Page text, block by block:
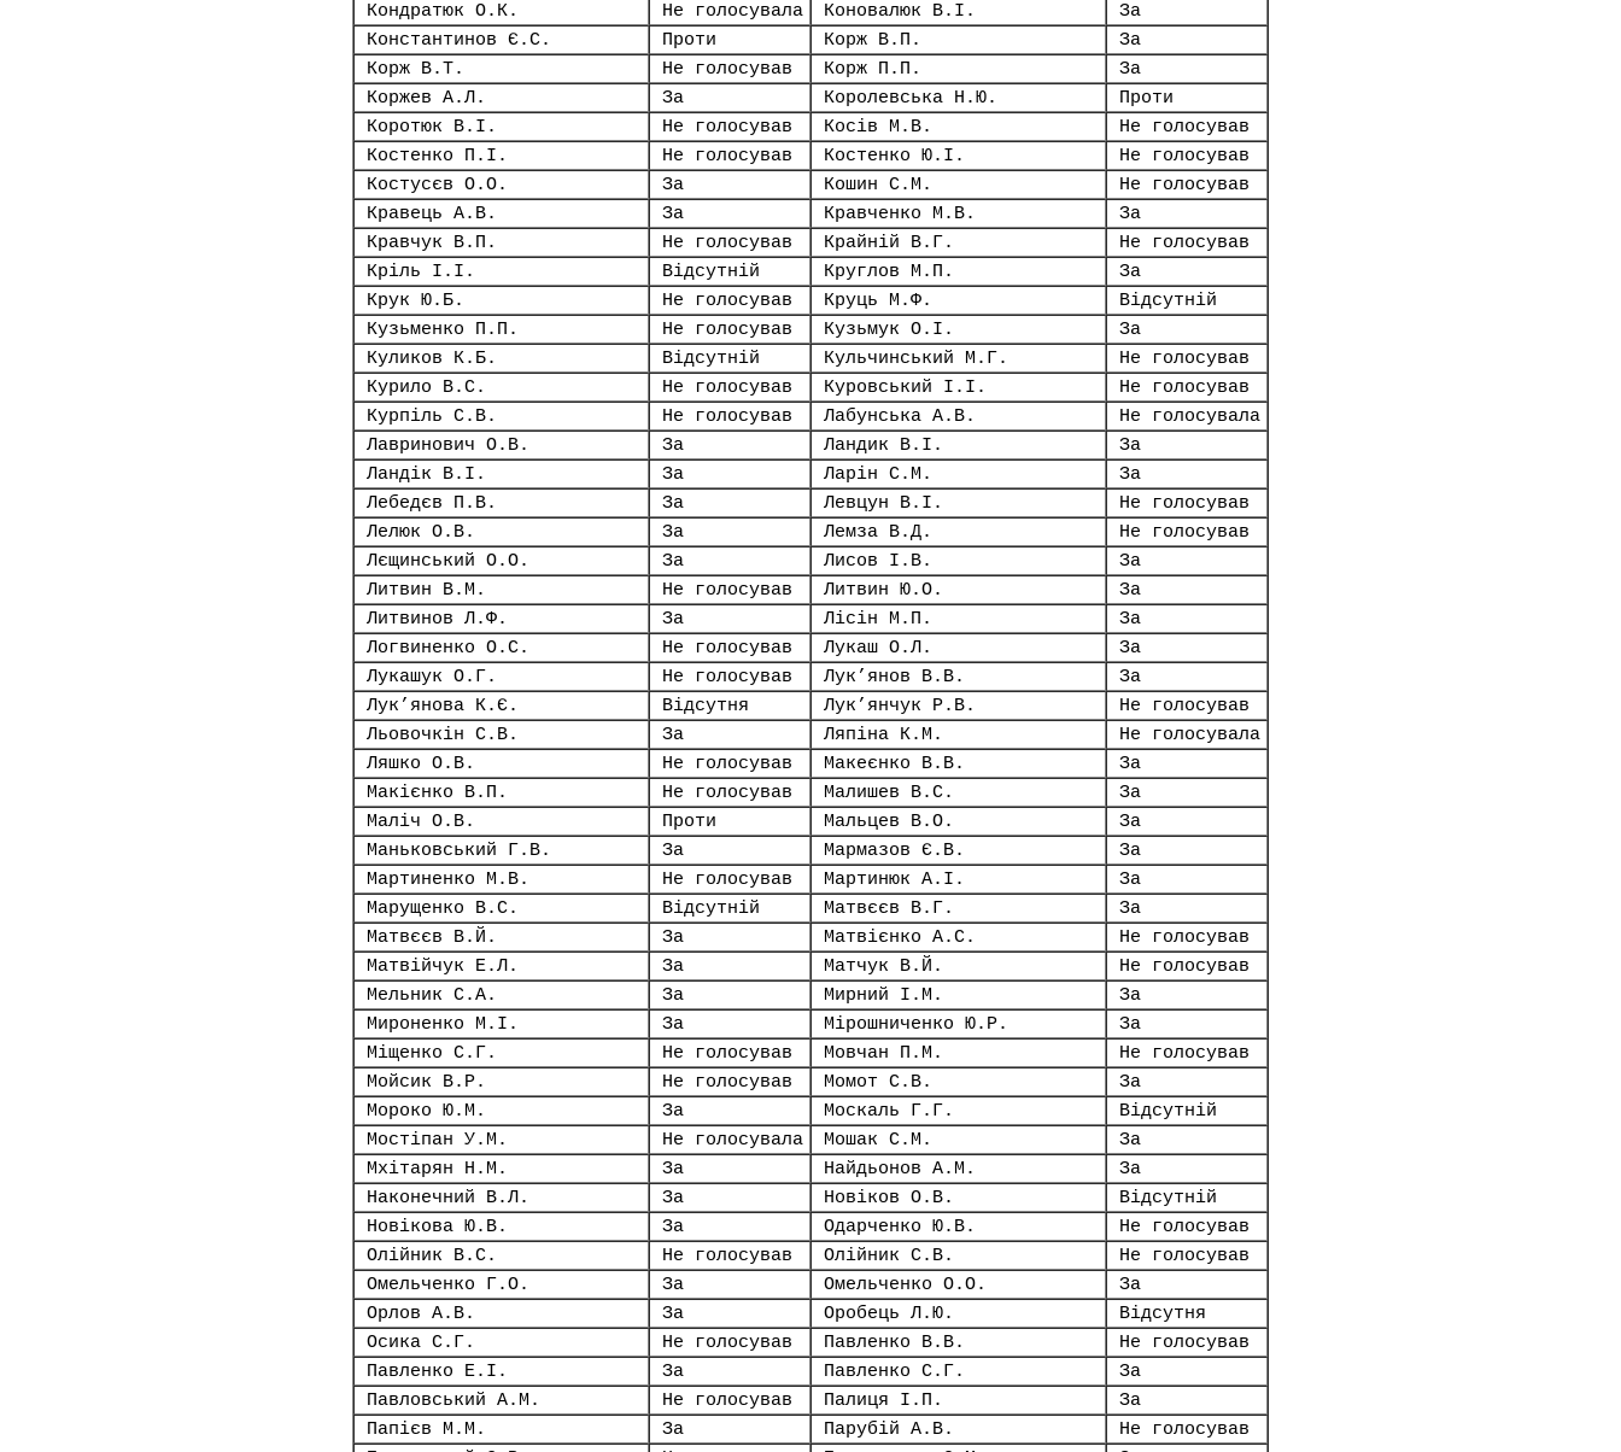
Кондратюк О.К.
Не голосувала Коновалюк В.І.
За
Константинов Є.С.
Проти Корж В.П.
За
Корж В.Т.
Не голосував Корж П.П.
За
Коржев А.Л.
За Королевська Н.Ю.
Проти
Коротюк В.І.
Не голосував Косів М.В.
Не голосував
Костенко П.І.
Не голосував Костенко Ю.І.
Не голосував
Костусєв О.О.
За Кошин С.М.
Не голосував
Кравець А.В.
За Кравченко М.В.
За
Кравчук В.П.
Не голосував Крайній В.Г.
Не голосував
Кріль І.І.
Відсутній Круглов М.П.
За
Крук Ю.Б.
Не голосував Круць М.Ф.
Відсутній
Кузьменко П.П.
Не голосував Кузьмук О.І.
За
Куликов К.Б.
Відсутній Кульчинський М.Г.
Не голосував
Курило В.С.
Не голосував Куровський І.І.
Не голосував
Курпіль С.В.
Не голосував Лабунська А.В.
Не голосувала
Лавринович О.В.
За Ландик В.І.
За
Ландік В.І.
За Ларін С.М.
За
Лебедєв П.В.
За Левцун В.І.
Не голосував
Лелюк О.В.
За Лемза В.Д.
Не голосував
Лєщинський О.О.
За Лисов І.В.
За
Литвин В.М.
Не голосував Литвин Ю.О.
За
Литвинов Л.Ф.
За Лісін М.П.
За
Логвиненко О.С.
Не голосував Лукаш О.Л.
За
Лукашук О.Г.
Не голосував Лук’янов В.В.
За
Лук’янова К.Є.
Відсутня Лук’янчук Р.В.
Не голосував
Льовочкін С.В.
За Ляпіна К.М.
Не голосувала
Ляшко О.В.
Не голосував Макеєнко В.В.
За
Макієнко В.П.
Не голосував Малишев В.С.
За
Маліч О.В.
Проти Мальцев В.О.
За
Маньковський Г.В.
За Мармазов Є.В.
За
Мартиненко М.В.
Не голосував Мартинюк А.І.
За
Марущенко В.С.
Відсутній Матвєєв В.Г.
За
Матвєєв В.Й.
За Матвієнко А.С.
Не голосував
Матвійчук Е.Л.
За Матчук В.Й.
Не голосував
Мельник С.А.
За Мирний І.М.
За
Мироненко М.І.
За Мірошниченко Ю.Р.
За
Міщенко С.Г.
Не голосував Мовчан П.М.
Не голосував
Мойсик В.Р.
Не голосував Момот С.В.
За
Мороко Ю.М.
За Москаль Г.Г.
Відсутній
Мостіпан У.М.
Не голосувала Мошак С.М.
За
Мхітарян Н.М.
За Найдьонов А.М.
За
Наконечний В.Л.
За Новіков О.В.
Відсутній
Новікова Ю.В.
За Одарченко Ю.В.
Не голосував
Олійник В.С.
Не голосував Олійник С.В.
Не голосував
Омельченко Г.О.
За Омельченко О.О.
За
Орлов А.В.
За Оробець Л.Ю.
Відсутня
Осика С.Г.
Не голосував Павленко В.В.
Не голосував
Павленко Е.І.
За Павленко С.Г.
За
Павловський А.М.
Не голосував Палиця І.П.
За
Папієв М.М.
За Парубій А.В.
Не голосував